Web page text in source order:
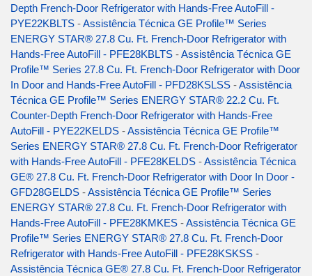
Depth French-Door Refrigerator with Hands-Free AutoFill -
PYE22KBLTS -Assistência Técnica GE Profile™ Series
ENERGY STAR® 27.8 Cu. Ft. French-Door Refrigerator with
Hands-Free AutoFill - PFE28KBLTS -Assistência Técnica GE
Profile™ Series 27.8 Cu. Ft. French-Door Refrigerator with Door
In Door and Hands-Free AutoFill - PFD28KSLSS -Assistência
Técnica GE Profile™ Series ENERGY STAR® 22.2 Cu. Ft.
Counter-Depth French-Door Refrigerator with Hands-Free
AutoFill - PYE22KELDS -Assistência Técnica GE Profile™
Series ENERGY STAR® 27.8 Cu. Ft. French-Door Refrigerator
with Hands-Free AutoFill - PFE28KELDS -Assistência Técnica
GE® 27.8 Cu. Ft. French-Door Refrigerator with Door In Door -
GFD28GELDS -Assistência Técnica GE Profile™ Series
ENERGY STAR® 27.8 Cu. Ft. French-Door Refrigerator with
Hands-Free AutoFill - PFE28KMKES -Assistência Técnica GE
Profile™ Series ENERGY STAR® 27.8 Cu. Ft. French-Door
Refrigerator with Hands-Free AutoFill - PFE28KSKSS -
Assistência Técnica GE® 27.8 Cu. Ft. French-Door Refrigerator